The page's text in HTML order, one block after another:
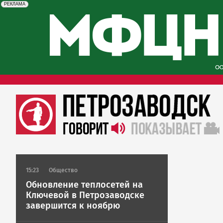
erid: 2SDnjcySKKc
РЕКЛАМА
Реклама
15:23 Общество
Обновление теплосетей на
Ключевой в Петрозаводске
завершится к ноябрю